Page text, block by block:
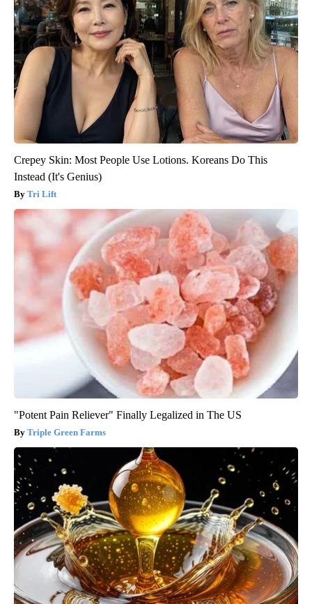
Crepey Skin: Most People Use Lotions. Koreans Do This
Instead (It's Genius)
Tri Lift
"Potent Pain Reliever" Finally Legalized in The US
Triple Green Farms